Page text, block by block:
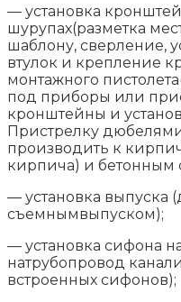
— установка
шурупах(разметка
шаблону, сверление,
втулок и крепление
монтажного
под приборы или
кронштейны и
Пристрелку
производить к
кирпича) и бетонным
— установка выпуска
съемнымвыпуском);
— установка сифона
натрубопровод
встроенных сифонов);